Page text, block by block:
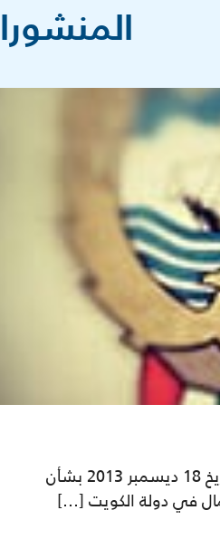
اصدر مجلس الوزراء قراره رقم 1551 بتاريخ 18 ديسمبر 2013 بشأن
في دولة الكويت […]